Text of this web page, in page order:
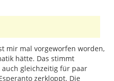
mir mal vorgeworfen worden,
hätte. Das stimmt
gleichzeitig für paar
zerkloppt. Die